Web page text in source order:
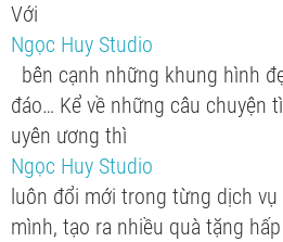
Với
Ngọc Huy Studio
bên cạnh những khung hình
đáo… Kể về những câu chuyện
uyên ương thì
Ngọc Huy Studio
luôn đổi mới trong từng dịch vụ
mình, tạo ra nhiều quà tặng